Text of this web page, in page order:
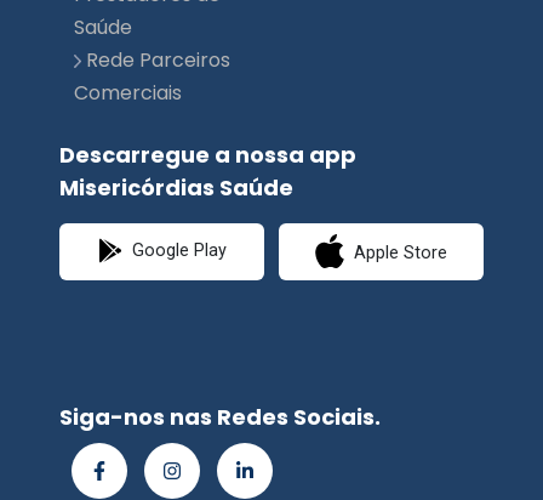
Descarregue a nossa app
Misericórdias Saúde
Google Play Apple Store